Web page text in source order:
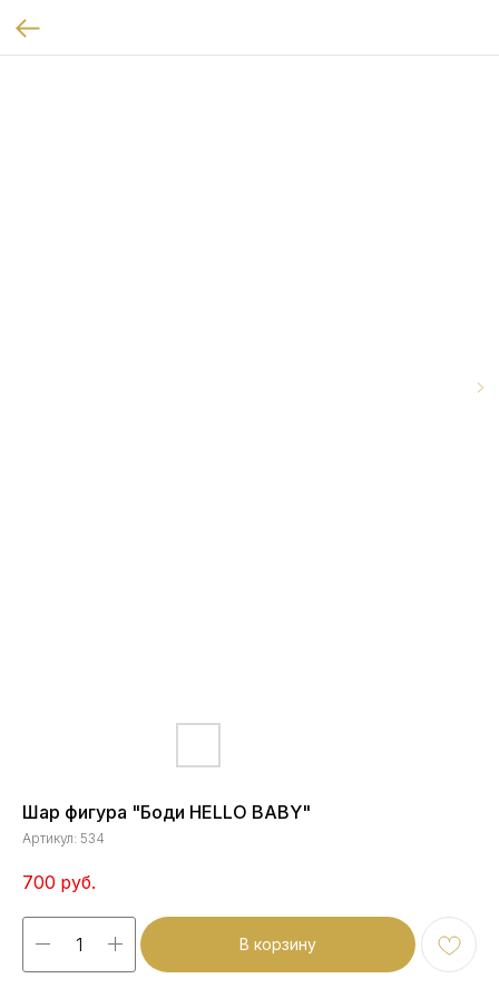
Шар фигура "Боди HELLO BABY"
Артикул: 534
700 руб.
В корзину